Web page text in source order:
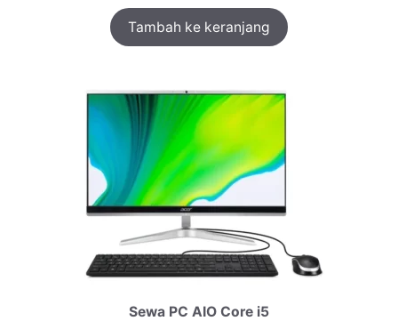
Tambah ke keranjang
Sewa PC AIO Core i5